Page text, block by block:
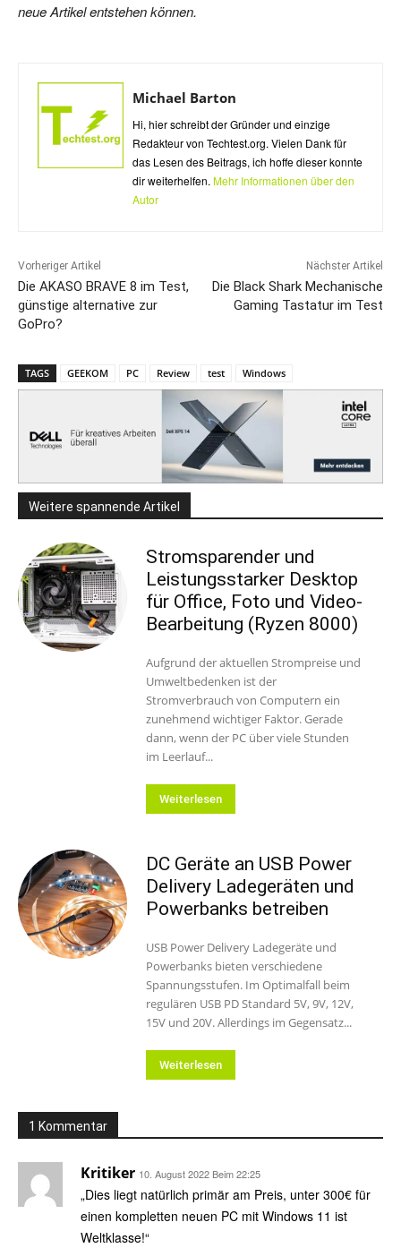
neue Artikel entstehen können.
Michael Barton
Hi, hier schreibt der Gründer und einzige
Redakteur von Techtest.org. Vielen Dank für
das Lesen des Beitrags, ich hoffe dieser konnte
dir weiterhelfen. Mehr Informationen über den
Autor
Vorheriger Artikel
Die AKASO BRAVE 8 im Test,
günstige alternative zur
GoPro?
Nächster Artikel
Die Black Shark Mechanische
Gaming Tastatur im Test
TAGS GEEKOM PC Review test Windows
Weitere spannende Artikel
Stromsparender und
Leistungsstarker Desktop
für Office, Foto und Video-
Bearbeitung (Ryzen 8000)
Aufgrund der aktuellen Strompreise und
Umweltbedenken ist der
Stromverbrauch von Computern ein
zunehmend wichtiger Faktor. Gerade
dann, wenn der PC über viele Stunden
im Leerlauf...
Weiterlesen
DC Geräte an USB Power
Delivery Ladegeräten und
Powerbanks betreiben
USB Power Delivery Ladegeräte und
Powerbanks bieten verschiedene
Spannungsstufen. Im Optimalfall beim
regulären USB PD Standard 5V, 9V, 12V,
15V und 20V. Allerdings im Gegensatz...
Weiterlesen
1 Kommentar
Kritiker 10. August 2022 Beim 22:25
„Dies liegt natürlich primär am Preis, unter 300€ für
einen kompletten neuen PC mit Windows 11 ist
Weltklasse!“